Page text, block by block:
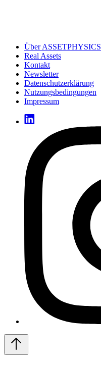
Über ASSETPHYSICS
Real Assets
Kontakt
Newsletter
Datenschutzerklärung
Nutzungsbedingungen
Impressum